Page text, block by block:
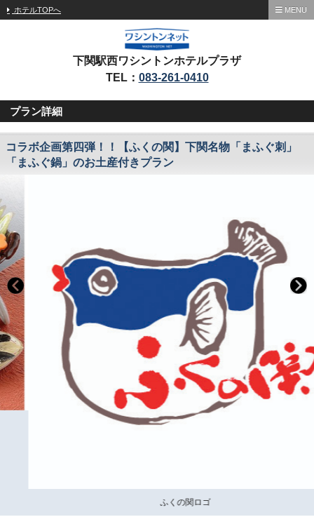
ホテルTOPへ MENU
下関駅西ワシントンホテルプラザ
TEL： 083-261-0410
プラン詳細
コラボ企画第四弾！！【ふくの関】下関名物「まふぐ刺」
「まふぐ鍋」のお土産付きプラン
ふくの関ロゴ